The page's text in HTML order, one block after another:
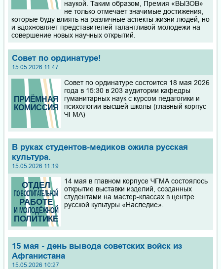
наукой. Таким образом, Премия «ВЫЗОВ»
не только отмечает значимые достижения,
которые буду влиять на различные аспекты жизни людей, но
и вдохновляет представителей талантливой молодежи на
совершение новых научных открытий.
Совет по ординатуре!
15.05.2026 11:47
Совет по ординатуре состоится 18 мая 2026
года в 15:30 в 203 аудитории кафедры
гуманитарных наук с курсом педагогики и
психологии высшей школы (главный корпус
ЧГМА)
В руках студентов-медиков ожила русская
культура.
15.05.2026 11:19
14 мая в главном корпусе ЧГМА состоялось
открытие выставки изделий, созданных
студентами на мастер-классах в центре
русской культуры «Наследие».
15 мая - день вывода советских войск из
Афганистана
15.05.2026 10:27